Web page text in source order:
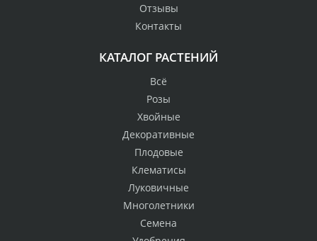
Отзывы
Контакты
КАТАЛОГ РАСТЕНИЙ
Всё
Розы
Хвойные
Декоративные
Плодовые
Клематисы
Луковичные
Многолетники
Семена